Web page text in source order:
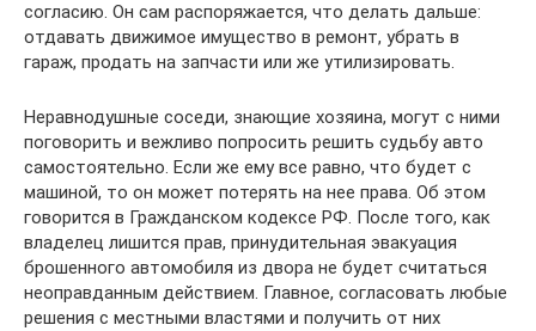
согласию. Он сам распоряжается, что делать дальше:
отдавать движимое имущество в ремонт, убрать в
гараж, продать на запчасти или же утилизировать.
Неравнодушные соседи, знающие хозяина, могут с ними
поговорить и вежливо попросить решить судьбу авто
самостоятельно. Если же ему все равно, что будет с
машиной, то он может потерять на нее права. Об этом
говорится в Гражданском кодексе РФ. После того, как
владелец лишится прав, принудительная эвакуация
брошенного автомобиля из двора не будет считаться
неоправданным действием. Главное, согласовать любые
решения с местными властями и получить от них